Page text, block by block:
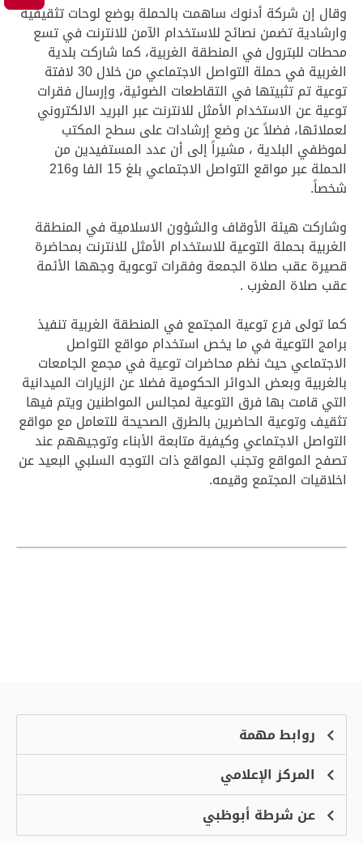
وقال إن شركة أدنوك ساهمت بالحملة بوضع لوحات تثقيفية
وارشادية تضمن نصائح للاستخدام الآمن للانترنت في تسع
محطات للبترول في المنطقة الغربية، كما شاركت بلدية
الغربية في حملة التواصل الاجتماعي من خلال 30 لافتة
توعية تم تثبيتها في التقاطعات الضوئية، وإرسال فقرات
توعية عن الاستخدام الأمثل للانترنت عبر البريد الالكتروني
لعملائها، فضلاً عن وضع إرشادات على سطح المكتب
لموظفي البلدية ، مشيراً إلى أن عدد المستفيدين من
الحملة عبر مواقع التواصل الاجتماعي بلغ 15 الفا و216
شخصاً.
وشاركت هيئة الأوقاف والشؤون الاسلامية في المنطقة
الغربية بحملة التوعية للاستخدام الأمثل للانترنت بمحاضرة
قصيرة عقب صلاة الجمعة وفقرات توعوية وجهها الأئمة
عقب صلاة المغرب .
كما تولى فرع توعية المجتمع في المنطقة الغربية تنفيذ
برامج التوعية في ما يخص استخدام مواقع التواصل
الاجتماعي حيث نظم محاضرات توعية في مجمع الجامعات
بالغربية وبعض الدوائر الحكومية فضلا عن الزيارات الميدانية
التي قامت بها فرق التوعية لمجالس المواطنين ويتم فيها
تثقيف وتوعية الحاضرين بالطرق الصحيحة للتعامل مع مواقع
التواصل الاجتماعي وكيفية متابعة الأبناء وتوجيههم عند
تصفح المواقع وتجنب المواقع ذات التوجه السلبي البعيد عن
اخلاقيات المجتمع وقيمه.
روابط مهمة
الشكاوى
منصة التوظيف الذكية
الاسئلة الشائعة
المركز الإعلامي
الأخبارعن شرطة أبوظبي